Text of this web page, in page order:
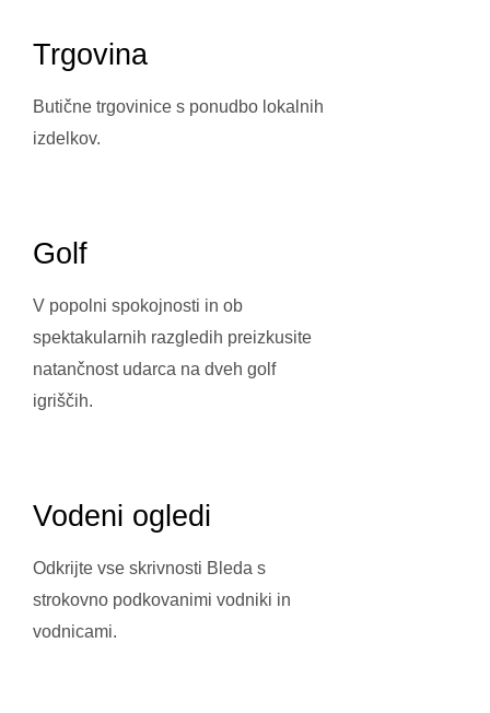
Trgovina
Butične trgovinice s ponudbo lokalnih
izdelkov.
Golf
V popolni spokojnosti in ob
spektakularnih razgledih preizkusite
natančnost udarca na dveh golf
igriščih.
Vodeni ogledi
Odkrijte vse skrivnosti Bleda s
strokovno podkovanimi vodniki in
vodnicami.